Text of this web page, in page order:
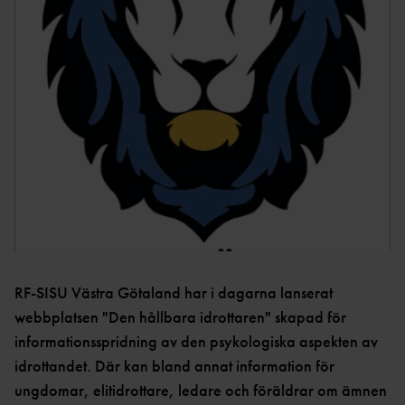
PROJEKT
HÄCKPROJEKT
HÖJDPROJEKT
DOKUME
NT
NYHETSBRE
V
ANSÖKNING
DM
TÄVLINGAR
VÄSTSVENSKA
LÖPARCUPEN
UTTAGNINGSTÄVLING
GÖTALANDSMÄSTERSKAP
N
STATISTIKARKIV
BDFIF
STATISTIKARKIV
VGFIF
STATISTIKARKIV
HFIF
ÖVRIGT
P12/F12 ÅRSBÄSTA VÄSTSVENSKA UTOMHUS
2022
M
NI
U
RF-SISU Västra Götaland har i dagarna lanserat
webbplatsen "Den hållbara idrottaren" skapad för
informationsspridning av den psykologiska aspekten av
idrottandet. Där kan bland annat information för
ungdomar, elitidrottare, ledare och föräldrar om ämnen